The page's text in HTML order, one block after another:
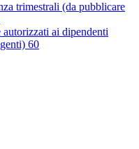
trimestrali (da pubblicare
ai dipendenti
60